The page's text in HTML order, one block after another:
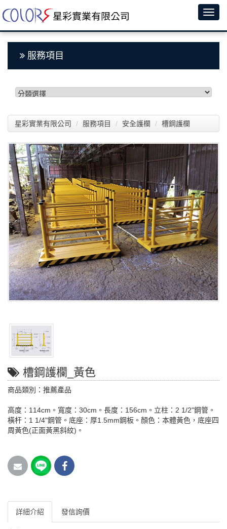
服務項目
星彩實業有限公司 服務項目 安全護欄 槽鋼護欄
槽鋼護欄_黃色
商品類別：推薦產品
高度：114cm。寬度：30cm。長度：156cm。立柱：2 1/2"鋼管。
橫杆：1 1/4"鋼管。底座：厚1.5mm鋼板。顏色：本體黃色，底座四
周黃色(正面黃黑斜紋)。
詳細介紹 發信詢價